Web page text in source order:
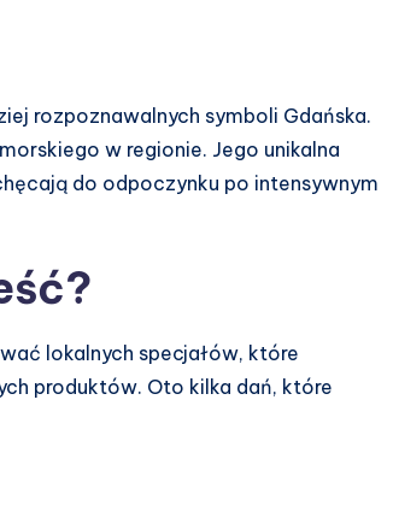
rozpoznawalnych symboli Gdańska.
w regionie. Jego unikalna
do odpoczynku po intensywnym
lokalnych specjałów, które
produktów. Oto kilka dań, które